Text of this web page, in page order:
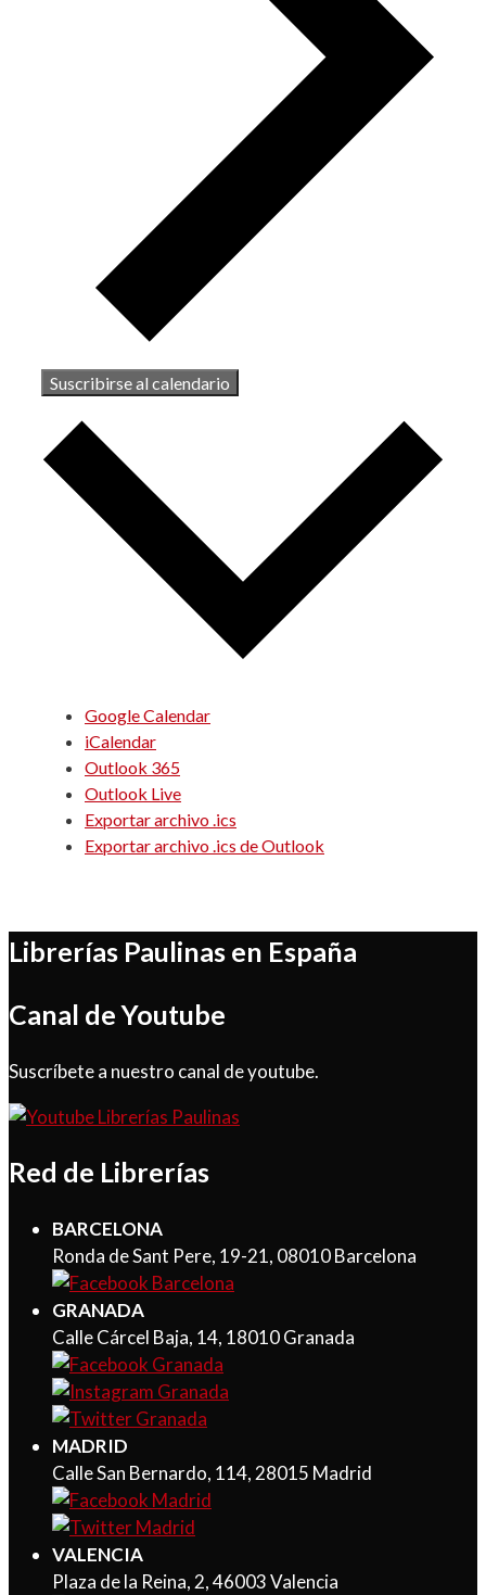
Suscribirse al calendario
Google Calendar
iCalendar
Outlook 365
Outlook Live
Exportar archivo .ics
Exportar archivo .ics de Outlook
Librerías Paulinas en España
Canal de Youtube
Suscríbete a nuestro canal de youtube.
Red de Librerías
BARCELONA
Ronda de Sant Pere, 19-21, 08010 Barcelona
GRANADA
Calle Cárcel Baja, 14, 18010 Granada
MADRID
Calle San Bernardo, 114, 28015 Madrid
VALENCIA
Plaza de la Reina, 2, 46003 Valencia